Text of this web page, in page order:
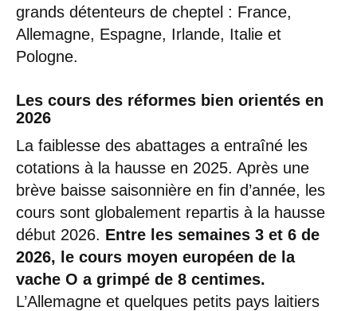
grands détenteurs de cheptel : France,
Allemagne, Espagne, Irlande, Italie et
Pologne.
Les cours des réformes bien orientés en
2026
La faiblesse des abattages a entraîné les
cotations à la hausse en 2025. Après une
brève baisse saisonnière en fin d’année, les
cours sont globalement repartis à la hausse
début 2026. Entre les semaines 3 et 6 de
2026, le cours moyen européen de la
vache O a grimpé de 8 centimes.
L’Allemagne et quelques petits pays laitiers